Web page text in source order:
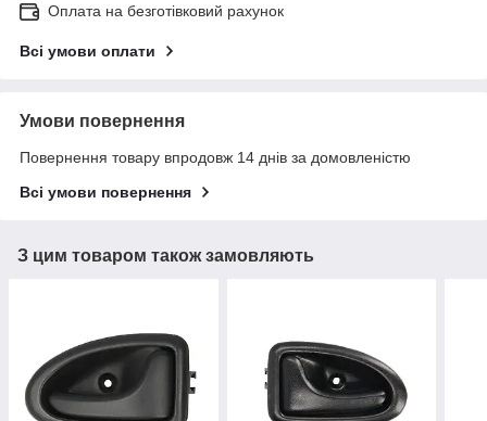
Оплата на безготівковий рахунок
Всі умови оплати
Умови повернення
Повернення товару впродовж 14 днів за домовленістю
Всі умови повернення
З цим товаром також замовляють